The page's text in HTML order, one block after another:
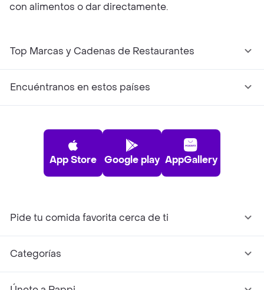
con alimentos o dar directamente.
Top Marcas y Cadenas de Restaurantes
Encuéntranos en estos países
App Store Google play AppGallery
Pide tu comida favorita cerca de ti
Categorías